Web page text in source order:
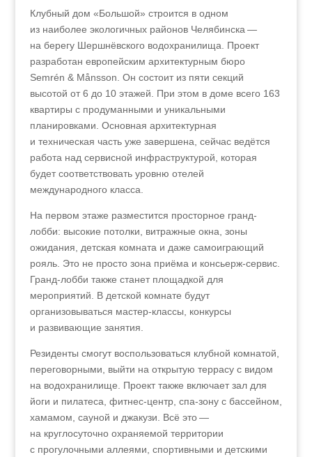
Клубный дом «Большой» строится в одном
из наиболее экологичных районов Челябинска —
на берегу Шершнёвского водохранилища. Проект
разработан европейским архитектурным бюро
Semrén & Månsson. Он состоит из пяти секций
высотой от 6 до 10 этажей. При этом в доме всего 163
квартиры с продуманными и уникальными
планировками. Основная архитектурная
и техническая часть уже завершена, сейчас ведётся
работа над сервисной инфраструктурой, которая
будет соответствовать уровню отелей
международного класса.
На первом этаже разместится просторное гранд-
лобби: высокие потолки, витражные окна, зоны
ожидания, детская комната и даже самоиграющий
рояль. Это не просто зона приёма и консьерж-сервис.
Гранд-лобби также станет площадкой для
мероприятий. В детской комнате будут
организовываться мастер-классы, конкурсы
и развивающие занятия.
Резиденты смогут воспользоваться клубной комнатой,
переговорными, выйти на открытую террасу с видом
на водохранилище. Проект также включает зал для
йоги и пилатеса, фитнес-центр, спа-зону с бассейном,
хамамом, сауной и джакузи. Всё это —
на круглосуточно охраняемой территории
с прогулочными аллеями, спортивными и детскими